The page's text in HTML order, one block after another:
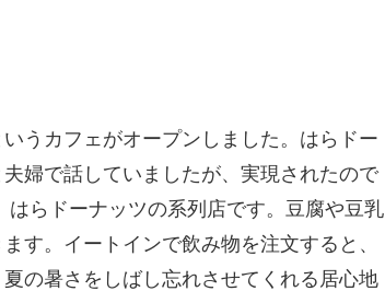
いうカフェがオープンしました。はらドー
婦で話していましたが、実現されたので
らドーナッツの系列店です。豆腐や豆乳
す。イートインで飲み物を注文すると、
の暑さをしばし忘れさせてくれる居心地